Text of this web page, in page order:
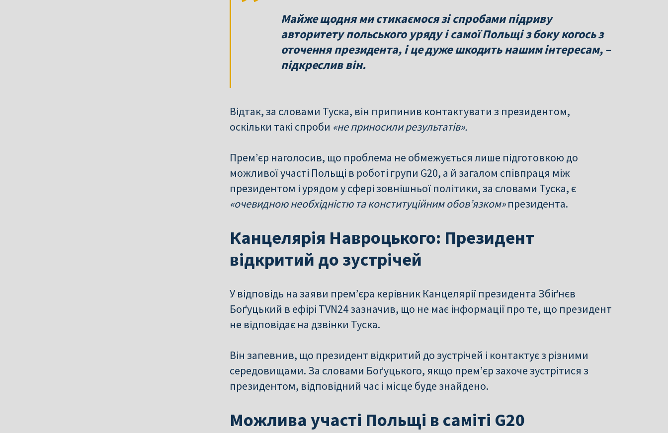
Майже щодня ми стикаємося зі спробами підриву
авторитету польського уряду і самої Польщі з боку когось з
оточення президента, і це дуже шкодить нашим інтересам, –
підкреслив він.
Відтак, за словами Туска, він припинив контактувати з президентом,
оскільки такі спроби «не приносили результатів».
Прем’єр наголосив, що проблема не обмежується лише підготовкою до
можливої участі Польщі в роботі групи G20, а й загалом співпраця між
президентом і урядом у сфері зовнішньої політики, за словами Туска, є
«очевидною необхідністю та конституційним обов’язком»президента.
Канцелярія Навроцького: Президент
відкритий до зустрічей
У відповідь на заяви прем’єра керівник Канцелярії президента Збіґнєв
Боґуцький в ефірі TVN24 зазначив, що не має інформації про те, що президент
не відповідає на дзвінки Туска.
Він запевнив, що президент відкритий до зустрічей і контактує з різними
середовищами. За словами Боґуцького, якщо прем’єр захоче зустрітися з
президентом, відповідний час і місце буде знайдено.
Можлива участі Польщі в саміті G20